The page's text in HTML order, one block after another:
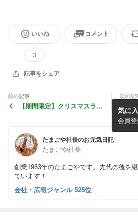
いいね
3
コメント
記事をシェア
前の記事
【期間限定】クリスマスラベ
次の記
たまごや社長のお元気日記
たまごや社長
創業1963年のたまごやです。先代の後を
ています！
気に
会員
会社・広報ジャンル 528位